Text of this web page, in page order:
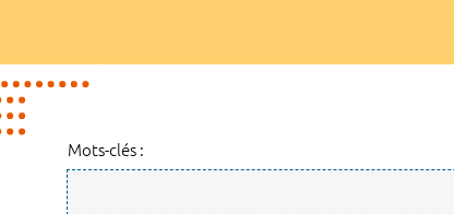
Mots-clés :